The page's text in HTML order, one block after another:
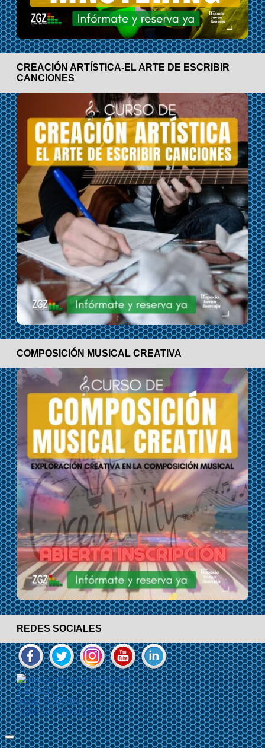
CREACIÓN ARTÍSTICA-EL ARTE DE ESCRIBIR
CANCIONES
COMPOSICIÓN MUSICAL CREATIVA
REDES SOCIALES
Contacto
Sube Tu Grupo
Sube Un Concierto